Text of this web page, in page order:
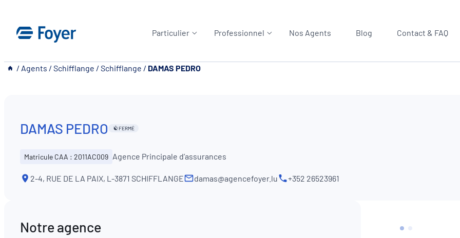
contenu
Particulier Professionnel Nos Agents Blog Contact & FAQ
__ / Agents / Schifflange / Schifflange / DAMAS PEDRO
DAMAS PEDRO FERMÉ
Matricule CAA : 2011AC009 Agence Principale d’assurances
2-4, RUE DE LA PAIX, L-3871 SCHIFFLANGE damas@agencefoyer.lu +352 26523961
Notre agence